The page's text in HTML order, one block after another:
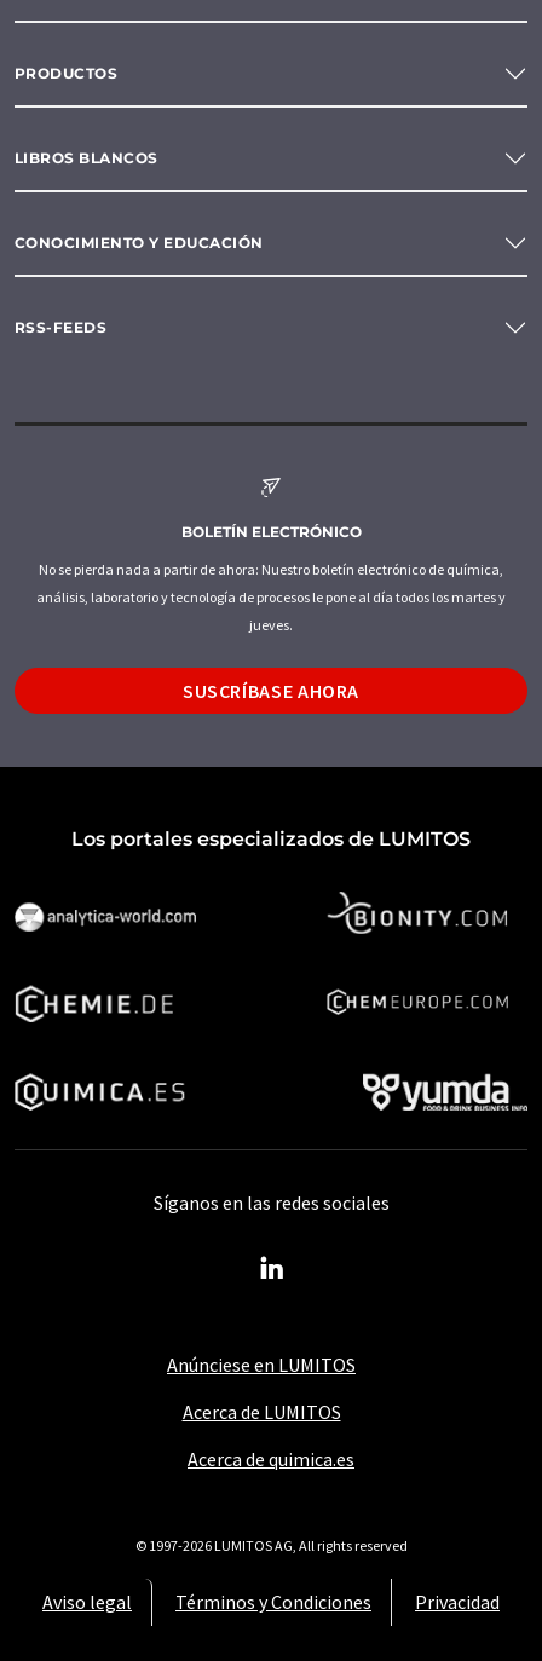
PRODUCTOS
LIBROS BLANCOS
CONOCIMIENTO Y EDUCACIÓN
RSS-FEEDS
BOLETÍN ELECTRÓNICO
No se pierda nada a partir de ahora: Nuestro boletín electrónico de química,
análisis, laboratorio y tecnología de procesos le pone al día todos los martes y
jueves.
SUSCRÍBASE AHORA
Los portales especializados de LUMITOS
Anúnciese en LUMITOS
Acerca de LUMITOS
Acerca de quimica.es
Aviso legal Términos y Condiciones Privacidad
Síganos en las redes sociales
© 1997-2026 LUMITOS AG, All rights reserved